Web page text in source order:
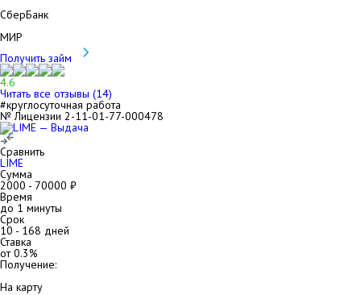
СберБанк
МИР
Получить займ
4.6
Читать все отзывы (14)
#круглосуточная работа
№ Лицензии 2-11-01-77-000478
Сравнить
LIME
Сумма
2000 - 70000 ₽
Время
до 1 минуты
Срок
10 - 168 дней
Ставка
от0.3%
Получение:
На карту